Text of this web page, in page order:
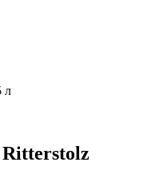
л
Ritterstolz